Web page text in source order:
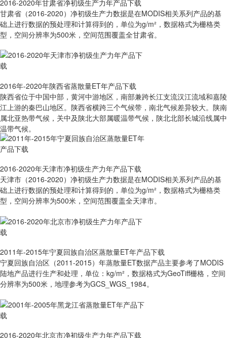
2016-2020年甘肃省净初级生产力年产品下载
甘肃省（2016-2020）净初级生产力数据是在MODIS相关系列产品的基
础上进行数据的预处理和计算得到的，单位为g/m²，数据格式为栅格类
型，空间分辨率为500米，空间范围覆盖全甘肃省。
2016年-2020年陕西省蒸散量ET年产品下载
陕西省位于中国中部，黄河中游地区，南部兼跨长江支流汉江流域和嘉陵
江上游的秦巴山地区。陕西省横跨三个气候带，南北气候差异较大。陕南
属北亚热带气候，关中及陕北大部属暖温带气候，陕北北部长城沿线属中
温带气候。
2016-2020年天津市净初级生产力年产品下载
天津市（2016-2020）净初级生产力数据是在MODIS相关系列产品的基
础上进行数据的预处理和计算得到的，单位为g/m²，数据格式为栅格类
型，空间分辨率为500米，空间范围覆盖全天津市。
2011年-2015年宁夏回族自治区蒸散量ET年产品下载
宁夏回族自治区（2011-2015）年蒸散量ET数据产品主要参考了MODIS
陆地产品进行生产和处理，单位：kg/m²，数据格式为GeoTiff栅格，空间
分辨率为500米，地理参考为GCS_WGS_1984。
2016-2020年北京市净初级生产力年产品下载